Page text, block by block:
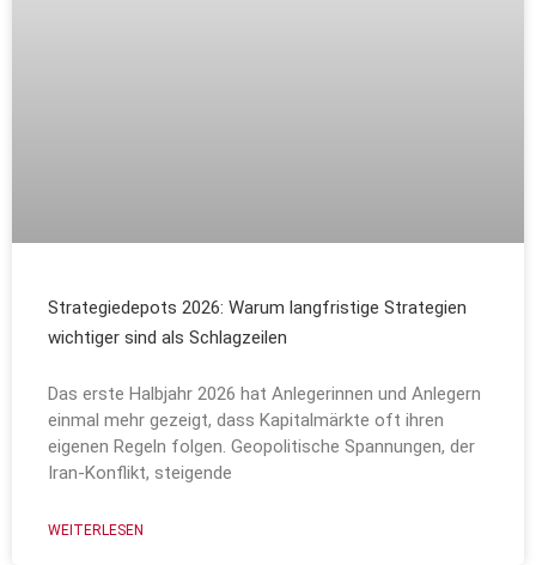
Strategiedepots 2026: Warum langfristige Strategien
wichtiger sind als Schlagzeilen
Das erste Halbjahr 2026 hat Anlegerinnen und Anlegern
einmal mehr gezeigt, dass Kapitalmärkte oft ihren
eigenen Regeln folgen. Geopolitische Spannungen, der
Iran-Konflikt, steigende
WEITERLESEN